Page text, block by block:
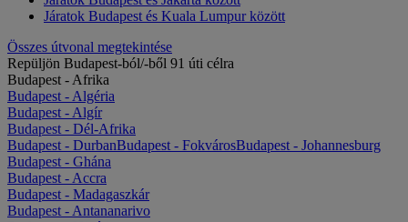
Járatok Budapest és Kuala Lumpur között
Összes útvonal megtekintése
Repüljön Budapest-ból/-ből 91 úti célra
Budapest - Afrika
Budapest - Algéria
Budapest - Algír
Budapest - Dél-Afrika
Budapest - DurbanBudapest - FokvárosBudapest - Johannesburg
Budapest - Ghána
Budapest - Accra
Budapest - Madagaszkár
Budapest - Antananarivo